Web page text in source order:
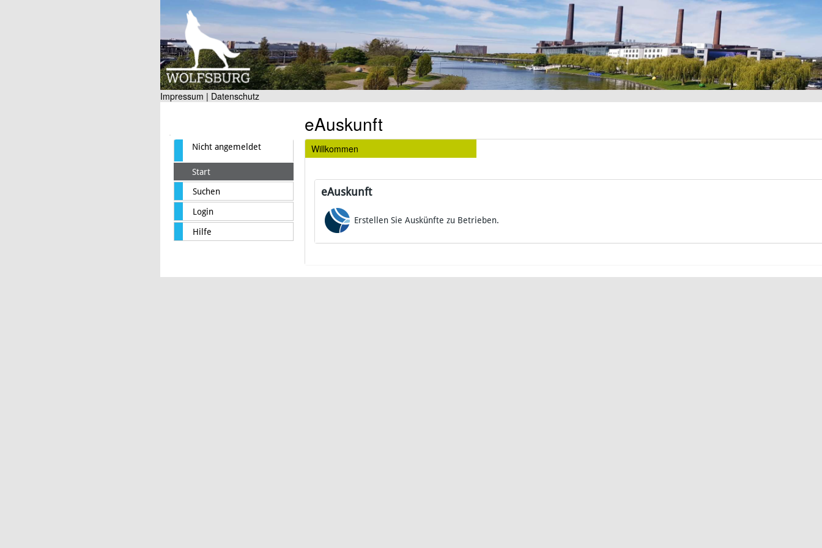
Impressum | Datenschutz
Nicht angemeldet
Start
Suchen
Login
Hilfe
eAuskunft
Willkommen
eAuskunft
Erstellen Sie Auskünfte zu Betrieben.